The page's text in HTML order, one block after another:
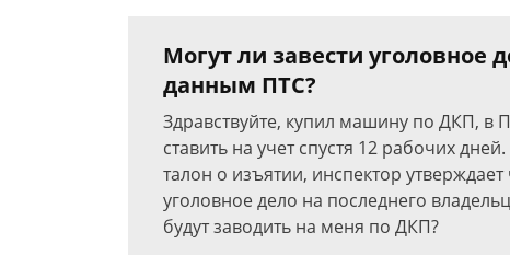
Могут ли завести уголовное
данным ПТС?
Здравствуйте, купил машину по ДКП, в
ставить на учет спустя 12 рабочих
талон о изъятии, инспектор
уголовное дело на последнего
будут заводить на меня по ДКП?